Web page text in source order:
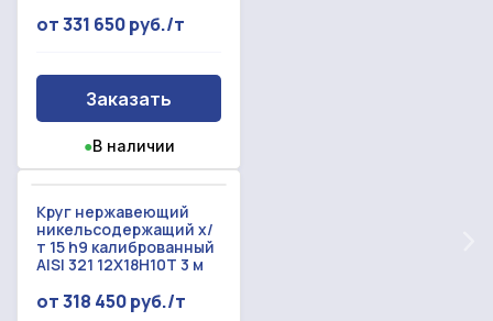
от 331 650 руб./т
Заказать
●В наличии
Круг нержавеющий
никельсодержащий х/
т 15 h9 калиброванный
AISI 321 12Х18Н10Т 3 м
от 318 450 руб./т
Рассчитать смету
Заполните форму ниже, чтобы получить
точный расчет сметы. Мы свяжемся с вами в
кратчайшие сроки.
Оставьте номер
телефона
Мы свяжемся с вами в ближайшее время!
нашим товарам и актуальным ценам на
металлопрокат
Форма отправлена,
спасибо!
Форма не отправлена!
Произошла ошибка.